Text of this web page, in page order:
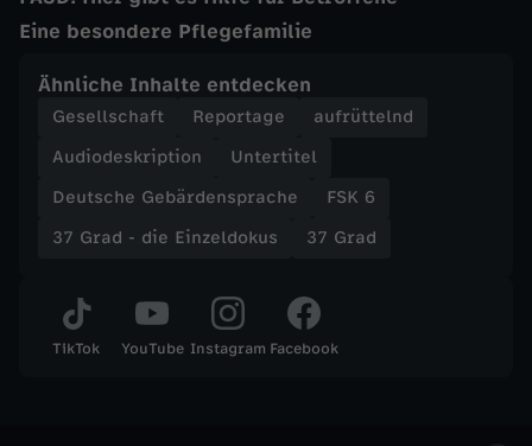
l
e
i
Eine besondere Pflegefamilie
Ähnliche Inhalte entdecken
Gesellschaft Reportage
aufrüttelnd
Audiodeskription
Untertitel
Deutsche Gebärdensprache
FSK 6
37 Grad - die Einzeldokus
37 Grad
TikTok YouTube Instagram Facebook